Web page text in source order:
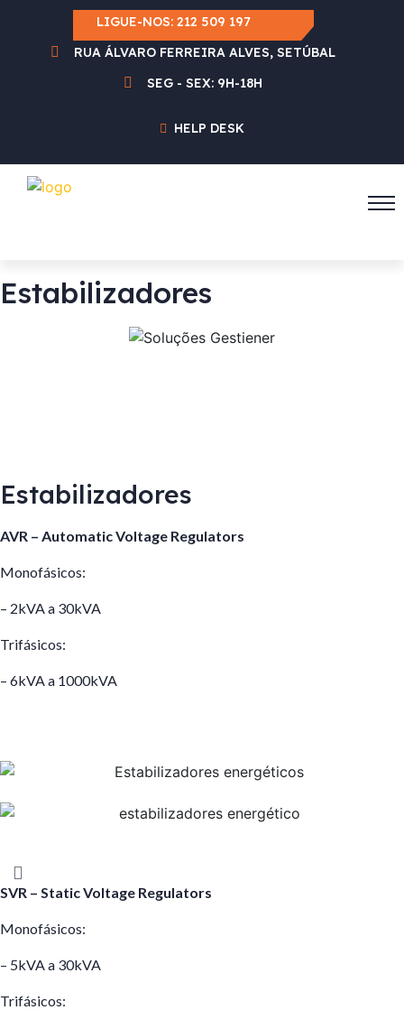
LIGUE-NOS: 212 509 197
RUA ÁLVARO FERREIRA ALVES, SETÚBAL
SEG - SEX: 9H-18H
HELP DESK
Estabilizadores
Estabilizadores
AVR – Automatic Voltage Regulators
Monofásicos:
– 2kVA a 30kVA
Trifásicos:
– 6kVA a 1000kVA
SVR – Static Voltage Regulators
Monofásicos:
– 5kVA a 30kVA
Trifásicos: